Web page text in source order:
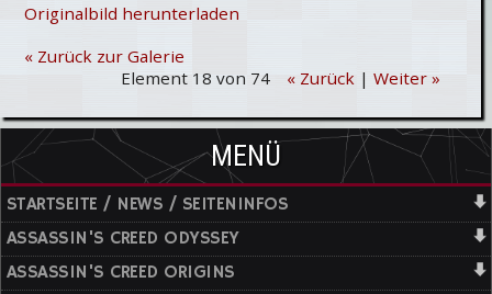
Originalbild herunterladen
« Zurück zur Galerie
Element 18 von 74
« Zurück| Weiter »
MENÜ
STARTSEITE / NEWS / SEITENINFOS
ASSASSIN'S CREED ODYSSEY
ASSASSIN'S CREED ORIGINS